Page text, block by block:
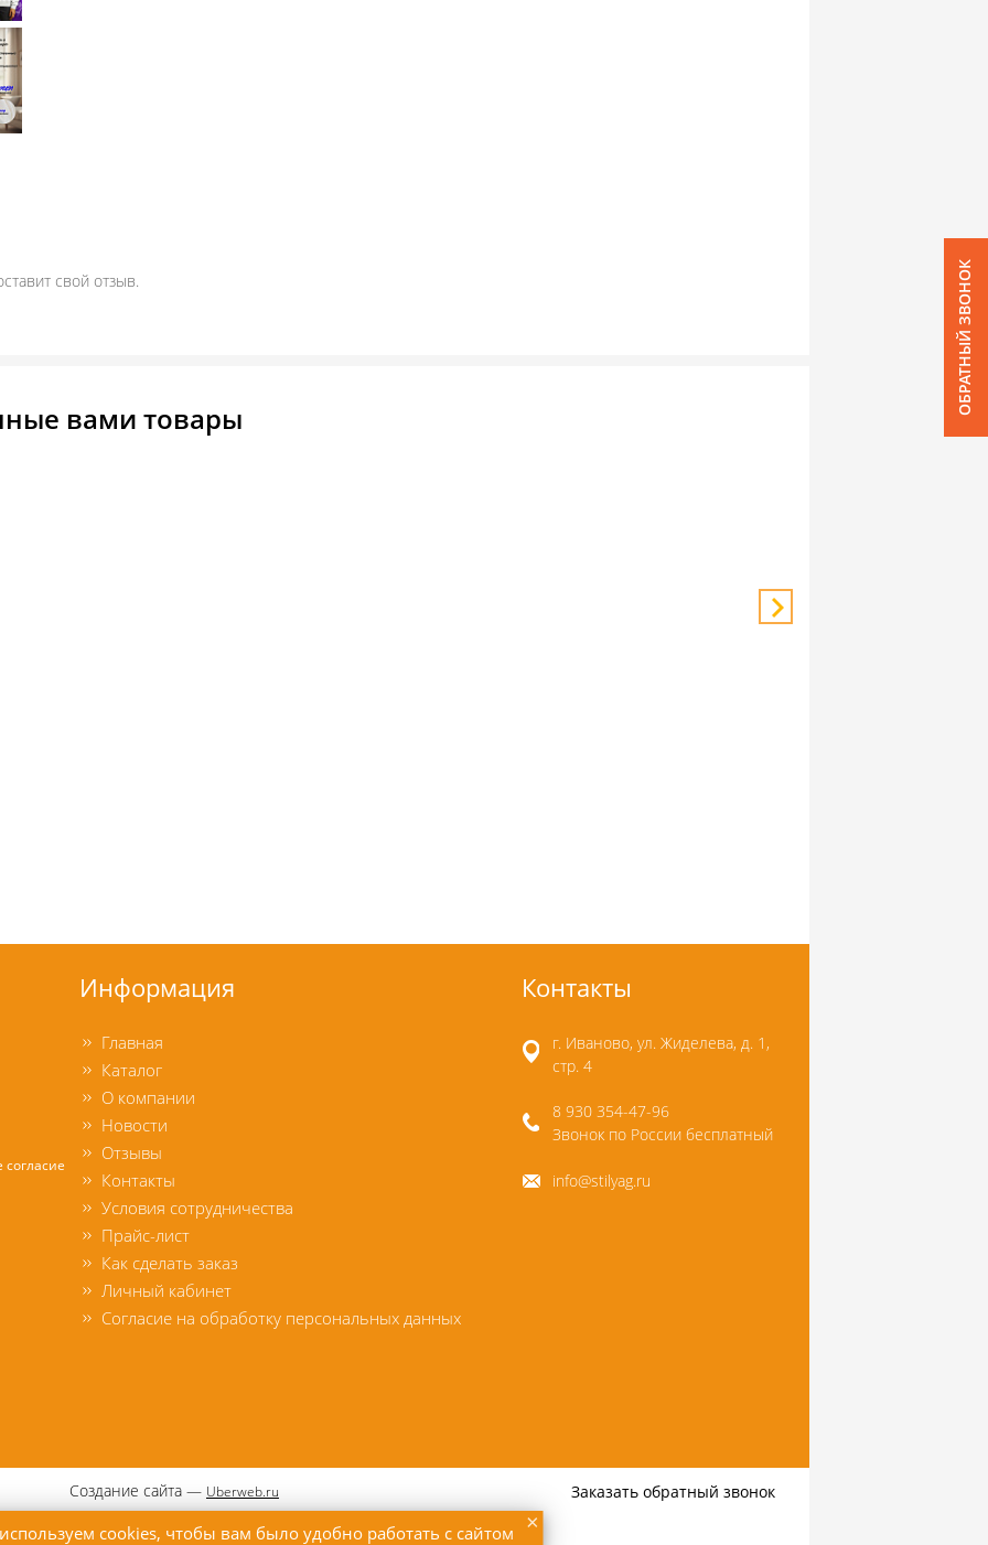
×
cookies, чтобы вам было удобно работать с сайтом
ОБРАТНЫЙ ЗВОНОК
свой отзыв.
вами товары
Информация
Главная
Каталог
О компании
Новости
Отзывы
Контакты
Условия сотрудничества
Прайс-лист
Как сделать заказ
Личный кабинет
Согласие на обработку персональных данных
Контакты
г. Иваново, ул. Жиделева, д. 1,
стр. 4
8 930 354-47-96
Звонок по России бесплатный
info@stilyag.ru
Создание сайта — Uberweb.ru Заказать обратный звонок